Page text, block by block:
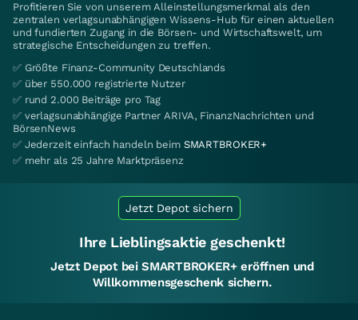
Profitieren Sie von unserem Alleinstellungsmerkmal als den
zentralen verlagsunabhängigen Wissens-Hub für einen aktuellen
und fundierten Zugang in die Börsen- und Wirtschaftswelt, um
strategische Entscheidungen zu treffen.
✅ Größte Finanz-Community Deutschlands
✅ über 550.000 registrierte Nutzer
✅ rund 2.000 Beiträge pro Tag
✅ verlagsunabhängige Partner ARIVA, FinanzNachrichten und
BörsenNews
✅ Jederzeit einfach handeln beim SMARTBROKER+
✅ mehr als 25 Jahre Marktpräsenz
Jetzt Depot sichern
Ihre Lieblingsaktie geschenkt!
Jetzt Depot bei SMARTBROKER+ eröffnen und
Willkommensgeschenk sichern.